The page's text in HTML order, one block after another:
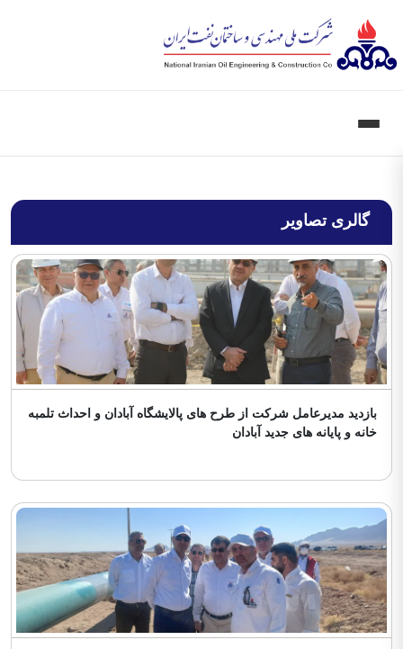
گالری تصاویر
بازدید مدیرعامل شرکت از طرح های پالایشگاه آبادان و احداث تلمبه
خانه و پایانه های جدید آبادان